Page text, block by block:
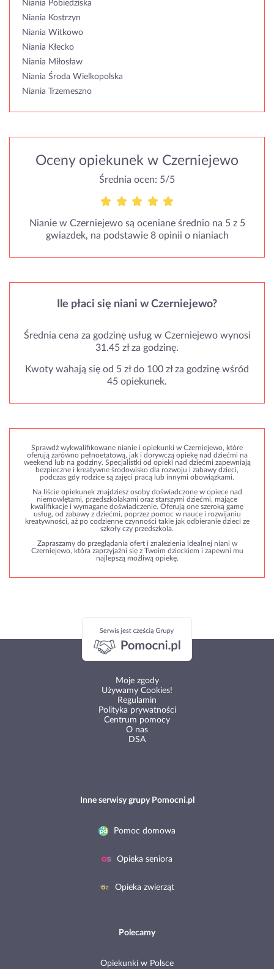
Niania Pobiedziska
Niania Kostrzyn
Niania Witkowo
Niania Kłecko
Niania Miłosław
Niania Środa Wielkopolska
Niania Trzemeszno
Oceny opiekunek w Czerniejewo
Średnia ocen: 5/5
Nianie w Czerniejewo są oceniane średnio na 5 z 5
gwiazdek, na podstawie 8 opinii o nianiach
Ile płaci się niani w Czerniejewo?
Średnia cena za godzinę usług w Czerniejewo wynosi
31.45 zł za godzinę.
Kwoty wahają się od 5 zł do 100 zł za godzinę wśród
45 opiekunek.
Sprawdź wykwalifikowane nianie i opiekunki w Czerniejewo, które
oferują zarówno pełnoetatową, jak i dorywczą opiekę nad dziećmi na
weekend lub na godziny. Specjalistki od opieki nad dziećmi zapewniają
bezpieczne i kreatywne środowisko dla rozwoju i zabawy dzieci,
podczas gdy rodzice są zajęci pracą lub innymi obowiązkami.
Na liście opiekunek znajdziesz osoby doświadczone w opiece nad
niemowlętami, przedszkolakami oraz starszymi dziećmi, mające
kwalifikacje i wymagane doświadczenie. Oferują one szeroką gamę
usług, od zabawy z dziećmi, poprzez pomoc w nauce i rozwijaniu
kreatywności, aż po codzienne czynności takie jak odbieranie dzieci ze
szkoły czy przedszkola.
Zapraszamy do przeglądania ofert i znalezienia idealnej niani w
Czerniejewo, która zaprzyjaźni się z Twoim dzieckiem i zapewni mu
najlepszą możliwą opiekę.
Moje zgody
Używamy Cookies!
Regulamin
Polityka prywatności
Centrum pomocy
O nas
DSA
Inne serwisy grupy Pomocni.pl
Pomoc domowa
Opieka seniora
Opieka zwierząt
Polecamy
Opiekunki w Polsce